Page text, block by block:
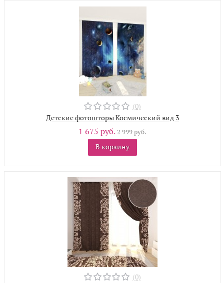
(0)
Детские фотошторы Космический вид 3
1 675 руб.2 999 руб.
В корзину
(0)